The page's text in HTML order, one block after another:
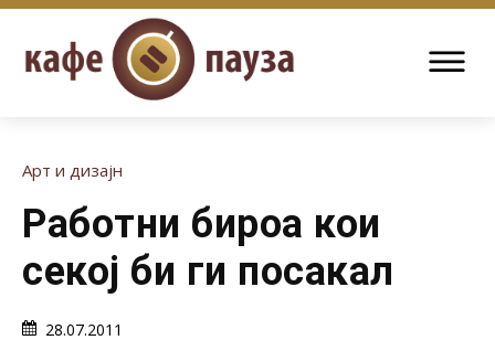
Арт и дизајн
Работни бироа кои
секој би ги посакал
28.07.2011